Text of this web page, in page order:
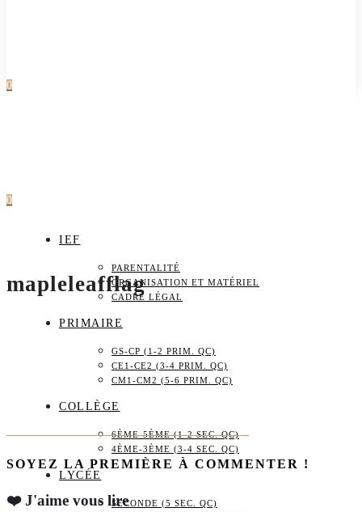
0
0
IEF
PARENTALITÉ
ORGANISATION ET MATÉRIEL
CADRE LÉGAL
PRIMAIRE
GS-CP (1-2 PRIM. QC)
CE1-CE2 (3-4 PRIM. QC)
CM1-CM2 (5-6 PRIM. QC)
COLLÈGE
6ÈME-5ÈME (1-2 SEC. QC)
4ÈME-3ÈME (3-4 SEC. QC)
LYCÉE
SECONDE (5 SEC. QC)
mapleleafflag
SOYEZ LA PREMIÈRE À COMMENTER !
❤️ J'aime vous lire